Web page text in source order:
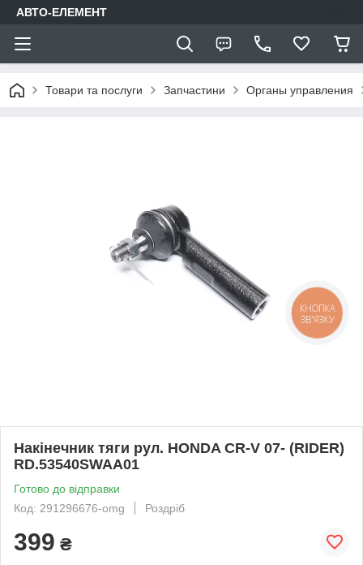
АВТО-ЕЛЕМЕНТ
Товари та послуги Запчастини Органы управления
Накінечник тяги рул. HONDA CR-V 07- (RIDER)
RD.53540SWAA01
Готово до відправки
Код: 291296676-omg
Роздріб
399 ₴
КНОПКА
ЗВ'ЯЗКУ